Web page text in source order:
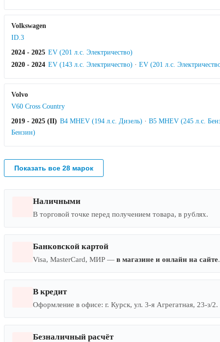
Volkswagen
ID.3
2024 - 2025 EV (201 л.с. Электричество)
2020 - 2024 EV (143 л.с. Электричество) · EV (201 л.с.
Volvo
V60 Cross Country
2019 - 2025 (II) B4 MHEV (194 л.с. Дизель) · B5 MHEV (245 л.с.
Бензин)
Показать все 28 марок
Наличными
В торговой точке перед получением товара, в рублях.
Банковской картой
Visa, MasterCard, МИР — в магазине и онлайн на сайте
В кредит
Оформление в офисе: г. Курск, ул. 3-я Агрегатная, 23-
Безналичный расчёт